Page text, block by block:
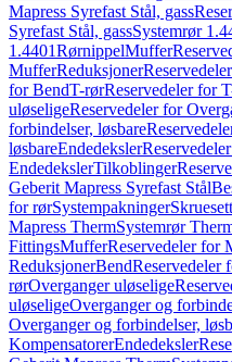
Mapress Syrefast Stål, gass
Syrefast Stål, gassSystemrør
1.4401RørnippelMuffer
MufferReduksjoner
for BendT-rørReservedeler for
uløseligeReservedeler for
forbindelser, løsbare
løsbareEndedeksler
EndedekslerTilkoblinger
Geberit Mapress Syrefast Stål
for rørSystempakninger
Mapress ThermSystemrør
FittingsMufferReservedeler for
ReduksjonerBendReservedeler
rørOverganger uløselige
uløseligeOverganger og
Overganger og forbindelser,
KompensatorerEndedeksler